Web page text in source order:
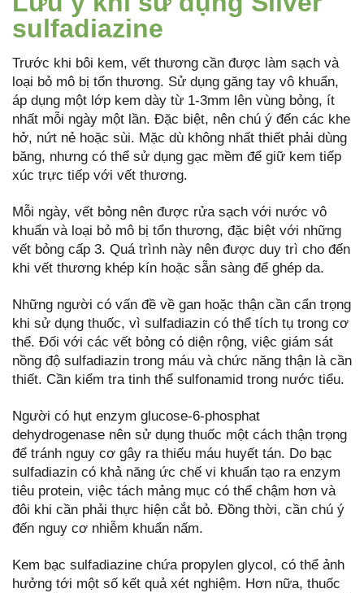
sulfadiazine
Trước khi bôi kem, vết thương cần được làm sạch và
loại bỏ mô bị tổn thương. Sử dụng găng tay vô khuẩn,
áp dụng một lớp kem dày từ 1-3mm lên vùng bỏng, ít
nhất mỗi ngày một lần. Đặc biệt, nên chú ý đến các khe
hở, nứt nẻ hoặc sùi. Mặc dù không nhất thiết phải dùng
băng, nhưng có thể sử dụng gạc mềm để giữ kem tiếp
xúc trực tiếp với vết thương.
Mỗi ngày, vết bỏng nên được rửa sạch với nước vô
khuẩn và loại bỏ mô bị tổn thương, đặc biệt với những
vết bỏng cấp 3. Quá trình này nên được duy trì cho đến
khi vết thương khép kín hoặc sẵn sàng để ghép da.
Những người có vấn đề về gan hoặc thận cần cẩn trọng
khi sử dụng thuốc, vì sulfadiazin có thể tích tụ trong cơ
thể. Đối với các vết bỏng có diện rộng, việc giám sát
nồng độ sulfadiazin trong máu và chức năng thận là cần
thiết. Cần kiểm tra tinh thể sulfonamid trong nước tiểu.
Người có hụt enzym glucose-6-phosphat
dehydrogenase nên sử dụng thuốc một cách thận trọng
để tránh nguy cơ gây ra thiếu máu huyết tán. Do bạc
sulfadiazin có khả năng ức chế vi khuẩn tạo ra enzym
tiêu protein, việc tách mảng mục có thể chậm hơn và
đôi khi cần phải thực hiện cắt bỏ. Đồng thời, cần chú ý
đến nguy cơ nhiễm khuẩn nấm.
Kem bạc sulfadiazine chứa propylen glycol, có thể ảnh
hưởng tới một số kết quả xét nghiệm. Hơn nữa, thuốc